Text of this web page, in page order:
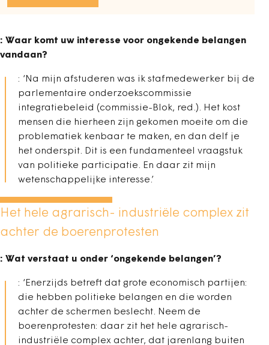
: Waar komt uw interesse voor ongekende belangen
vandaan?
: ‘Na mijn afstuderen was ik stafmedewerker bij de
parlementaire onderzoekscommissie
integratiebeleid (commissie-Blok, red.). Het kost
mensen die hierheen zijn gekomen moeite om die
problematiek kenbaar te maken, en dan delf je
het onderspit. Dit is een fundamenteel vraagstuk
van politieke participatie. En daar zit mijn
wetenschappelijke interesse.’
Het hele agrarisch- industriële complex zit
achter de boerenprotesten
: Wat verstaat u onder ‘ongekende belangen’?
: ‘Enerzijds betreft dat grote economisch partijen:
die hebben politieke belangen en die worden
achter de schermen beslecht. Neem de
boerenprotesten: daar zit het hele agrarisch-
industriële complex achter, dat jarenlang buiten